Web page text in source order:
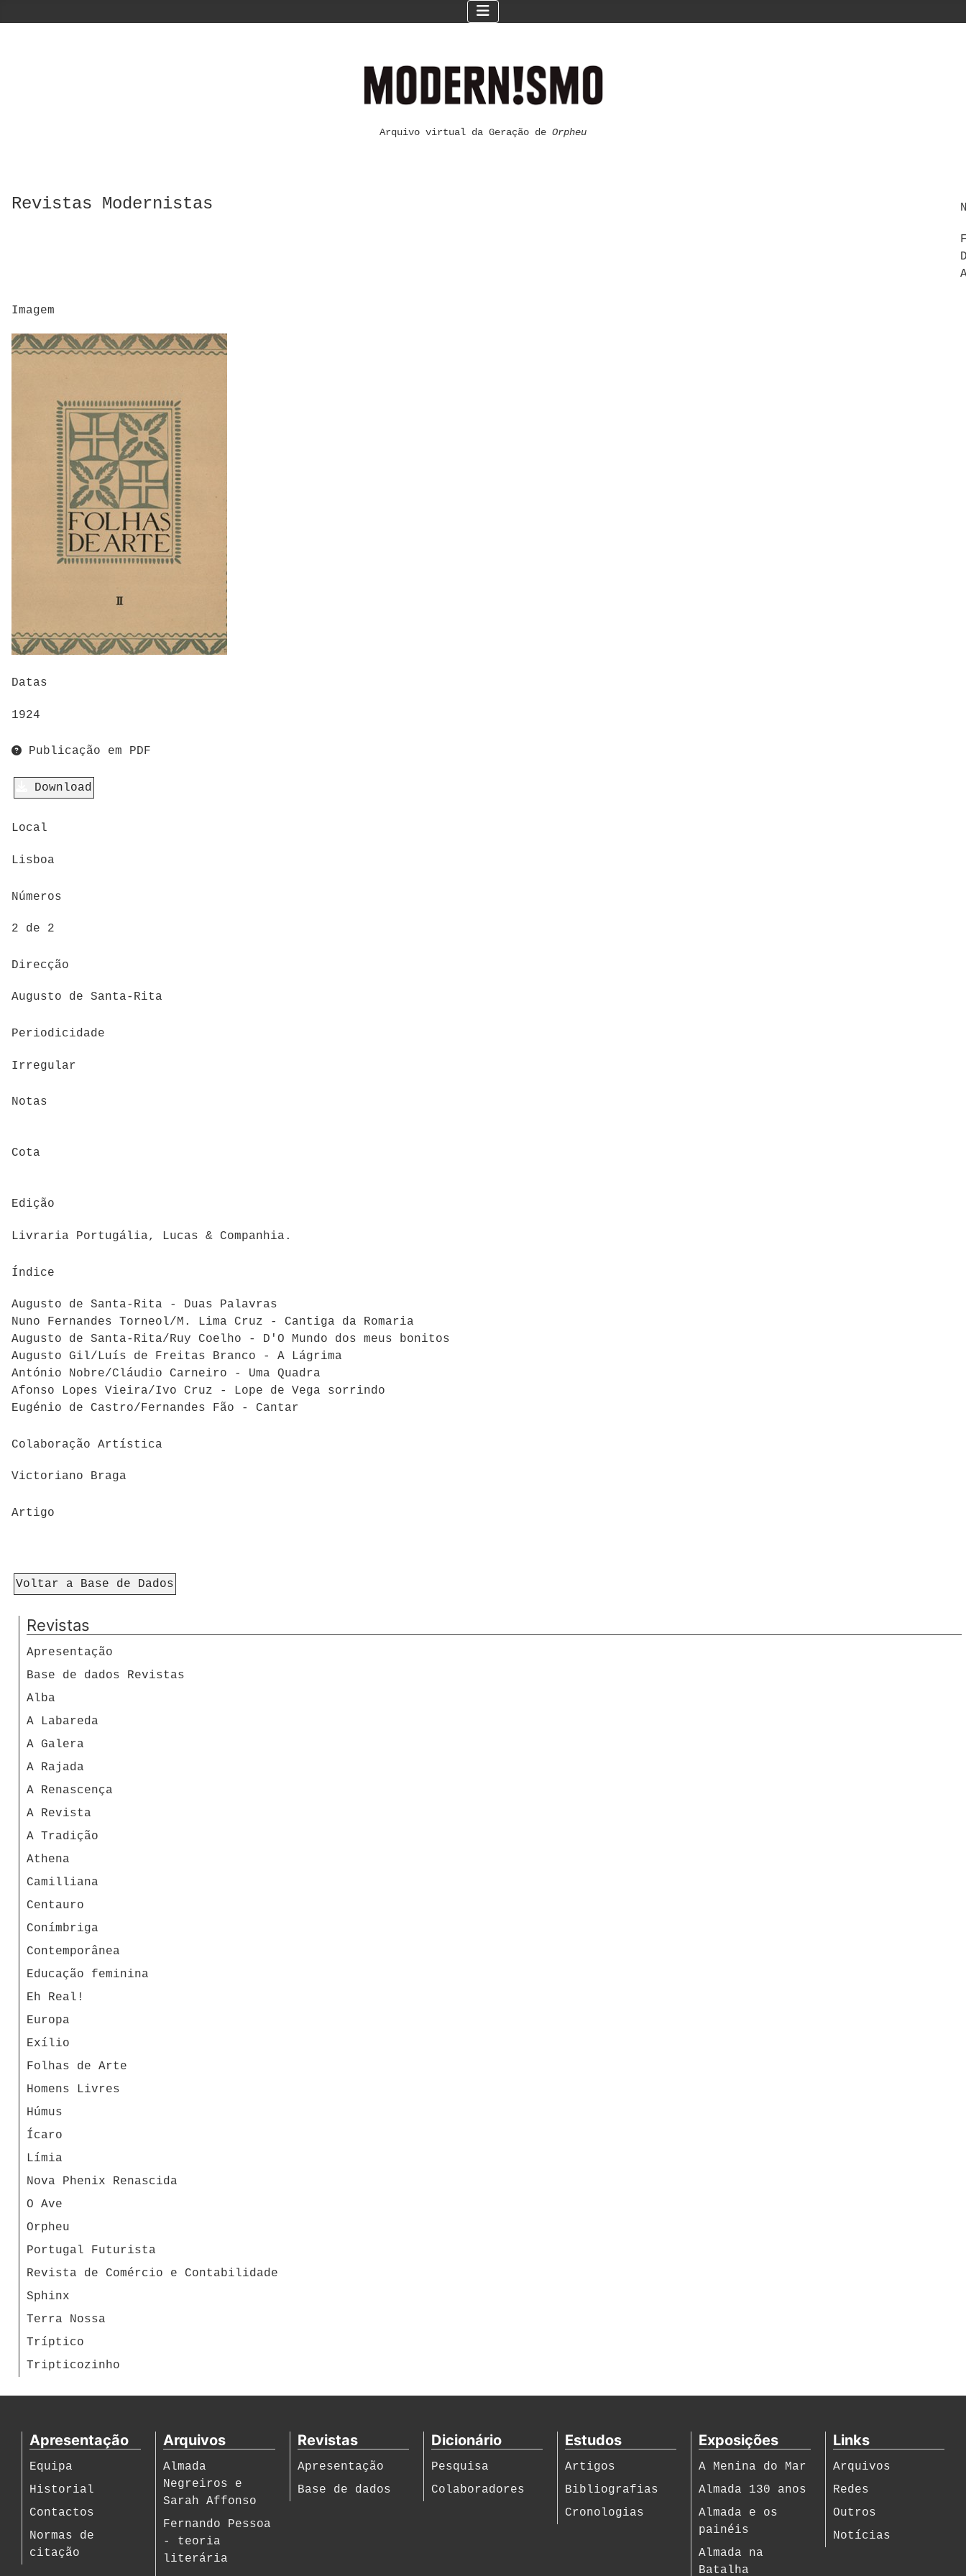
Arquivo virtual da Geração de Orpheu
Revistas Modernistas
Imagem
Datas
1924
Publicação em PDF
Download
Local
Lisboa
Números
2 de 2
Direcção
Augusto de Santa-Rita
Periodicidade
Irregular
Notas
Cota
Edição
Livraria Portugália, Lucas & Companhia.
Índice
Augusto de Santa-Rita - Duas Palavras
Nuno Fernandes Torneol/M. Lima Cruz - Cantiga da Romaria
Augusto de Santa-Rita/Ruy Coelho - D'O Mundo dos meus bonitos
Augusto Gil/Luís de Freitas Branco - A Lágrima
António Nobre/Cláudio Carneiro - Uma Quadra
Afonso Lopes Vieira/Ivo Cruz - Lope de Vega sorrindo
Eugénio de Castro/Fernandes Fão - Cantar
Colaboração Artística
Victoriano Braga
Artigo
Voltar a Base de Dados
Revistas
Apresentação
Base de dados Revistas
Alba
A Labareda
A Galera
A Rajada
A Renascença
A Revista
A Tradição
Athena
Camilliana
Centauro
Conímbriga
Contemporânea
Educação feminina
Eh Real!
Europa
Exílio
Folhas de Arte
Homens Livres
Húmus
Ícaro
Límia
Nova Phenix Renascida
O Ave
Orpheu
Portugal Futurista
Revista de Comércio e Contabilidade
Sphinx
Terra Nossa
Tríptico
Tripticozinho
Apresentação
Equipa
Historial
Contactos
Normas de
citação
Arquivos
Almada
Negreiros e
Sarah Affonso
Fernando Pessoa
- teoria
literária
Revistas
Apresentação
Base de dados
Dicionário
Pesquisa
Colaboradores
Estudos
Artigos
Bibliografias
Cronologias
Exposições
A Menina do Mar
Almada 130 anos
Almada e os
painéis
Almada na
Batalha
Links
Arquivos
Redes
Outros
Notícias